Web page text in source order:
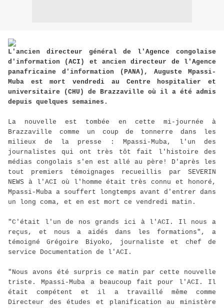
L'ancien directeur général de l'Agence congolaise
d'information (ACI) et ancien directeur de l'Agence
panafricaine d'information (PANA), Auguste Mpassi-
Muba est mort vendredi au Centre hospitalier et
universitaire (CHU) de Brazzaville où il a été admis
depuis quelques semaines.
La nouvelle est tombée en cette mi-journée à
Brazzaville comme un coup de tonnerre dans les
milieux de la presse : Mpassi-Muba, l'un des
journalistes qui ont très tôt fait l'histoire des
médias congolais s'en est allé au père! D'après les
tout premiers témoignages recueillis par SEVERIN
NEWS à l'ACI où l'homme était très connu et honoré,
Mpassi-Muba a souffert longtemps avant d'entrer dans
un long coma, et en est mort ce vendredi matin.
"C'était l'un de nos grands ici à l'ACI. Il nous a
reçus, et nous a aidés dans les formations", a
témoigné Grégoire Biyoko, journaliste et chef de
service Documentation de l'ACI.
"Nous avons été surpris ce matin par cette nouvelle
triste. Mpassi-Muba a beaucoup fait pour l'ACI. Il
était compétent et il a travaillé même comme
Directeur des études et planification au ministère